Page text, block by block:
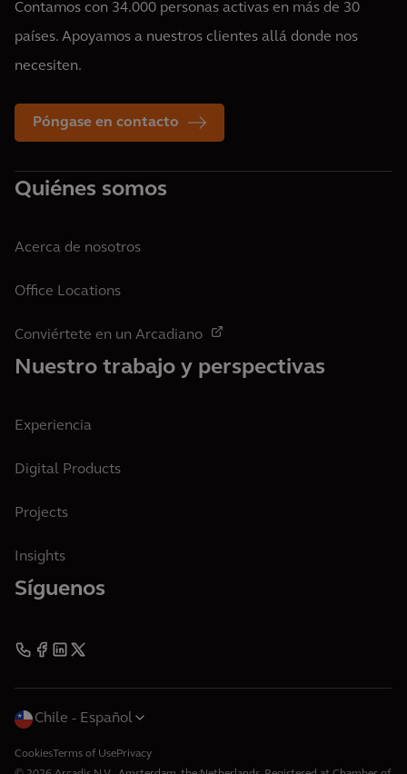
Contamos con 34.000 personas activas en más de 30
países. Apoyamos a nuestros clientes allá donde nos
necesiten.
Póngase en contacto
Quiénes somos
Acerca de nosotros
Office Locations
Conviértete en un Arcadiano
Nuestro trabajo y perspectivas
Experiencia
Digital Products
Projects
Insights
Síguenos
CookiesTerms of UsePrivacy
Chile Español